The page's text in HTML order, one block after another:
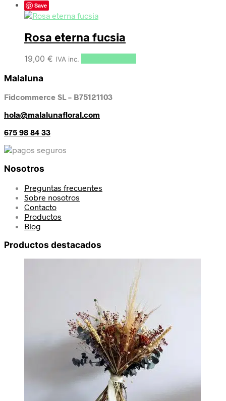
Save
Rosa eterna fucsia
19,00 € IVA inc.
Malaluna
Fidcommerce SL – B75121103
hola@malalunafloral.com
675 98 84 33
Nosotros
Preguntas frecuentes
Sobre nosotros
Contacto
Productos
Blog
Productos destacados